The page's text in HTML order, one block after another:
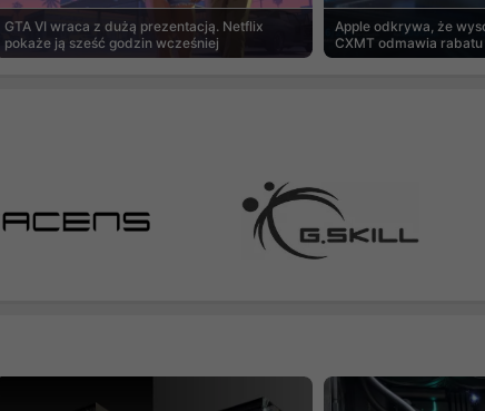
GTA VI wraca z dużą prezentacją. Netflix
pokaże ją sześć godzin wcześniej
Apple odkrywa, że
CXMT odmawia rabatu